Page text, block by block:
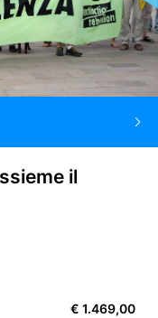
il
€ 1.469,00